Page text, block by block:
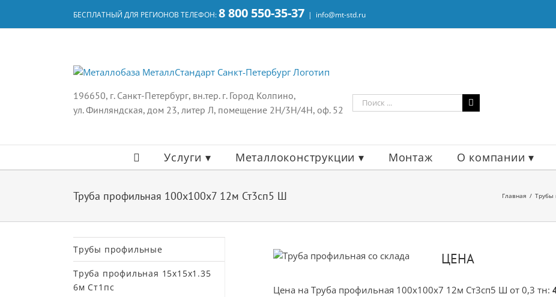
content
БЕСПЛАТНЫЙ ДЛЯ РЕГИОНОВ ТЕЛЕФОН:8 800 550-35-37 | info@mt-std.ru
196650, г. Санкт-Петербург, вн.тер. г. Город Колпино,
ул. Финляндская, дом 23, литер Л, помещение 2Н/3Н/4Н, оф. 52
Результат
поиска:
Услуги ▾ Металлоконструкции ▾ Монтаж О компании ▾
Труба профильная 100х100х7 12м Ст3сп5 Ш Главная Трубы
ЦЕНА
Цена на Труба профильная 100х100х7 12м Ст3сп5 Ш от 0,3 тн:
Трубы профильные
Труба профильная 15х15х1.35
6м Ст1пс